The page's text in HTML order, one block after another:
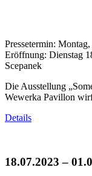
Pressetermin:
Eröffnung: Dienstag
Scepanek
Die Ausstellung
Wewerka Pavillon
Details
18.07.2023 –